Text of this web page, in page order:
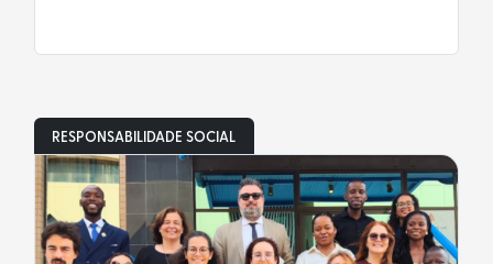
RESPONSABILIDADE SOCIAL